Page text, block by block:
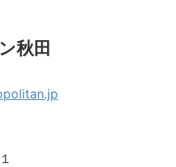
秋田